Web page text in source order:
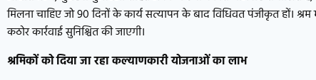
मिलना चाहिए जो 90 दिनों के कार्य सत्यापन के बाद विधिवत पंजीकृत हों। श्रम
कठोर कार्रवाई सुनिश्चित की जाएगी।
श्रमिकों को दिया जा रहा कल्याणकारी योजनाओं का लाभ